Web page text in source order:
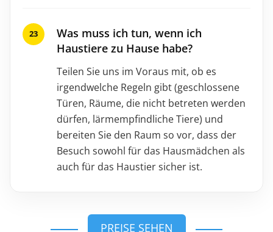
Was muss ich tun, wenn ich
Haustiere zu Hause habe?
Teilen Sie uns im Voraus mit, ob es
irgendwelche Regeln gibt (geschlossene
Türen, Räume, die nicht betreten werden
dürfen, lärmempfindliche Tiere) und
bereiten Sie den Raum so vor, dass der
Besuch sowohl für das Hausmädchen als
auch für das Haustier sicher ist.
PREISE SEHEN